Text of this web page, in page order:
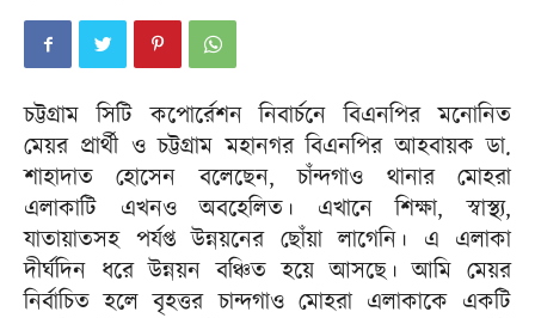
চট্টগ্রাম সিটি কপোর্রেশন নিবার্চনে বিএনপির মনোনিত
মেয়র প্রার্থী ও চট্টগ্রাম মহানগর বিএনপির আহবায়ক ডা.
শাহাদাত হোসেন বলেছেন, চাঁন্দগাও থানার মোহরা
এলাকাটি এখনও অবহেলিত। এখানে শিক্ষা, স্বাস্থ্য,
যাতায়াতসহ পর্যপ্ত উন্নয়নের ছোঁয়া লাগেনি। এ এলাকা
দীর্ঘদিন ধরে উন্নয়ন বঞ্চিত হয়ে আসছে। আমি মেয়র
নির্বাচিত হলে বৃহত্তর চান্দগাও মোহরা এলাকাকে একটি